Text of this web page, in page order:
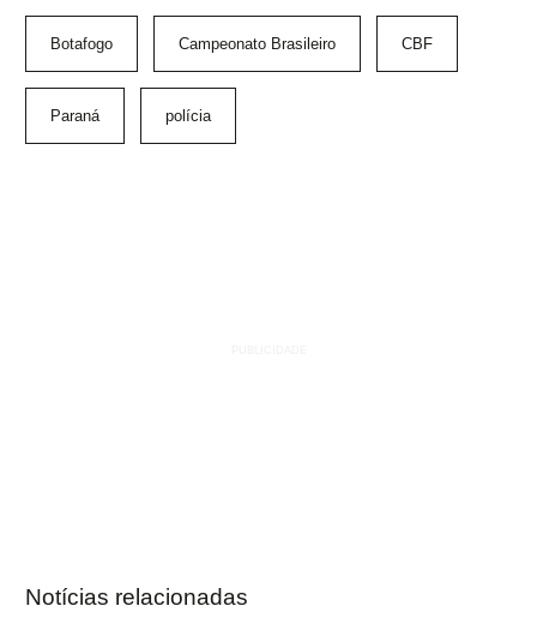
Botafogo Campeonato Brasileiro CBF
Paraná polícia
Notícias relacionadas